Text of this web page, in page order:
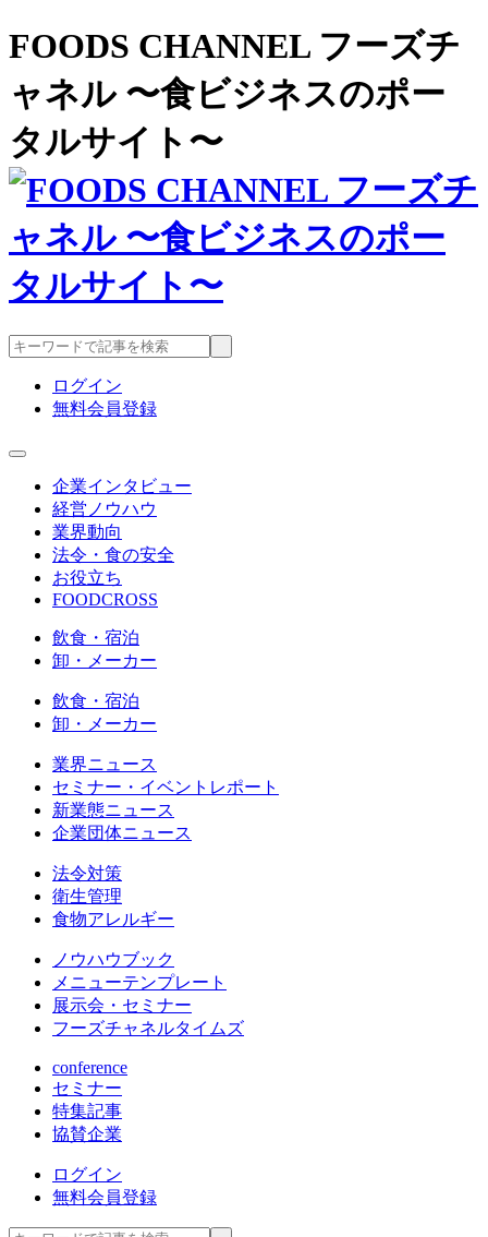
FOODS CHANNEL フーズチ
ャネル 〜食ビジネスのポー
タルサイト〜
ログイン
無料会員登録
企業インタビュー
経営ノウハウ
業界動向
法令・食の安全
お役立ち
FOODCROSS
飲食・宿泊
卸・メーカー
飲食・宿泊
卸・メーカー
業界ニュース
セミナー・イベントレポート
新業態ニュース
企業団体ニュース
法令対策
衛生管理
食物アレルギー
ノウハウブック
メニューテンプレート
展示会・セミナー
フーズチャネルタイムズ
conference
セミナー
特集記事
協賛企業
ログイン
無料会員登録